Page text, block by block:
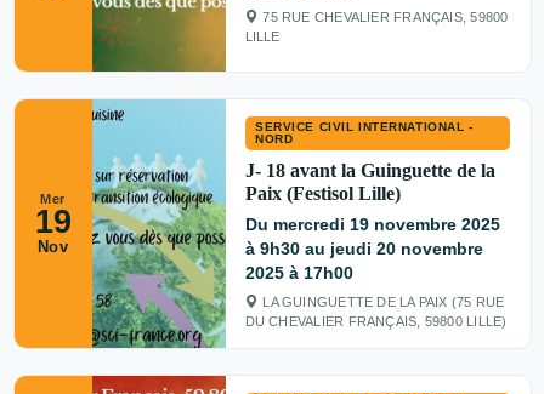
75 RUE CHEVALIER FRANÇAIS, 59800
LILLE
Mer
19
Nov
SERVICE CIVIL INTERNATIONAL -
NORD
J- 18 avant la Guinguette de la
Paix (Festisol Lille)
Du mercredi 19 novembre 2025
à 9h30 au jeudi 20 novembre
2025 à 17h00
LA GUINGUETTE DE LA PAIX (75 RUE
DU CHEVALIER FRANÇAIS, 59800 LILLE)